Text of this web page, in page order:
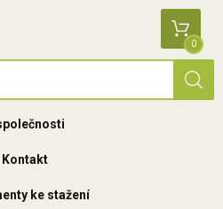
0
Kontakt
ke stažení